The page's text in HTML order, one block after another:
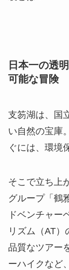
日本一の透
可能な冒険
支笏湖は、国
い自然の宝庫
ぐには、環境
そこで立ち上
グループ「鶴
ドベンチャー
リズム（AT
品質なツアー
ーハイクなど